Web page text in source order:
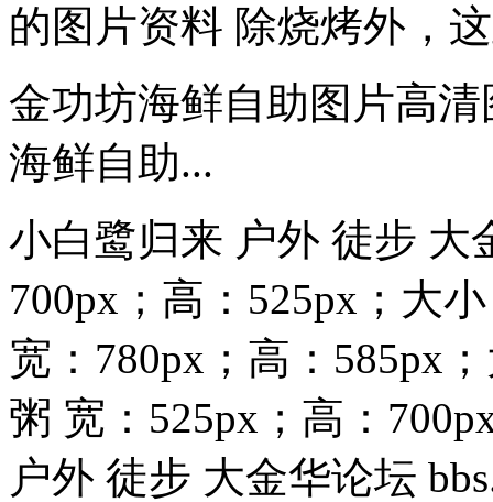
的图片资料 除烧烤外，
金功坊海鲜自助图片高
海鲜自助...
小白鹭归来 户外 徒步 大
700px；高：525px；大
宽：780px；高：585px
粥 宽：525px；高：
户外 徒步 大金华论坛